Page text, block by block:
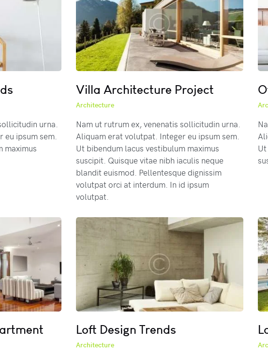
urna.
eu ipsum sem.
maximus
Villa Architecture Project
Architecture
Nam ut rutrum ex, venenatis sollicitudin urna.
Aliquam erat volutpat. Integer eu ipsum sem.
Ut bibendum lacus vestibulum maximus
suscipit. Quisque vitae nibh iaculis neque
blandit euismod. Pellentesque dignissim
volutpat orci at interdum. In id ipsum
volutpat.
Loft Design Trends
Architecture